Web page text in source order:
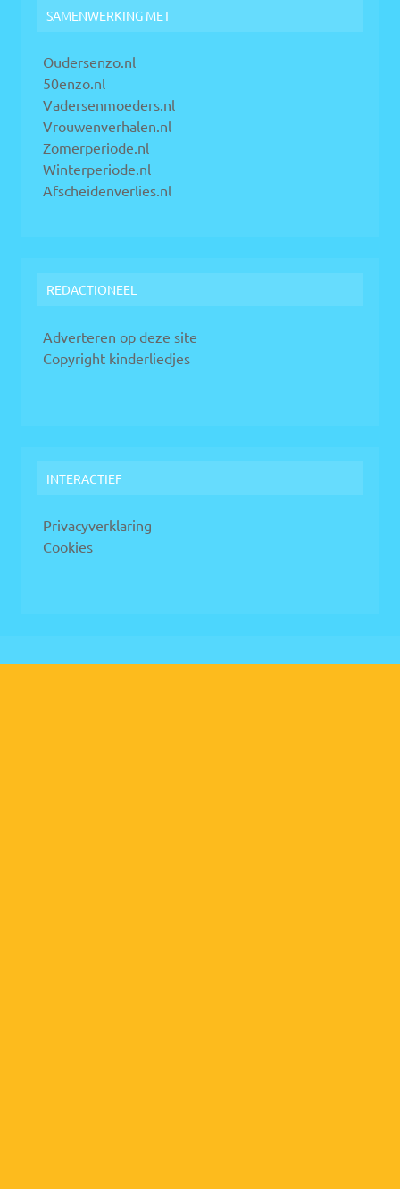
SAMENWERKING MET
Oudersenzo.nl
50enzo.nl
Vadersenmoeders.nl
Vrouwenverhalen.nl
Zomerperiode.nl
Winterperiode.nl
Afscheidenverlies.nl
REDACTIONEEL
Adverteren op deze site
Copyright kinderliedjes
INTERACTIEF
Privacyverklaring
Cookies